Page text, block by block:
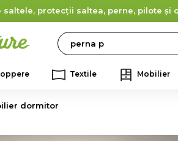
protecții saltea, perne, pilote și
Search
Textile Mobilier
dormitor